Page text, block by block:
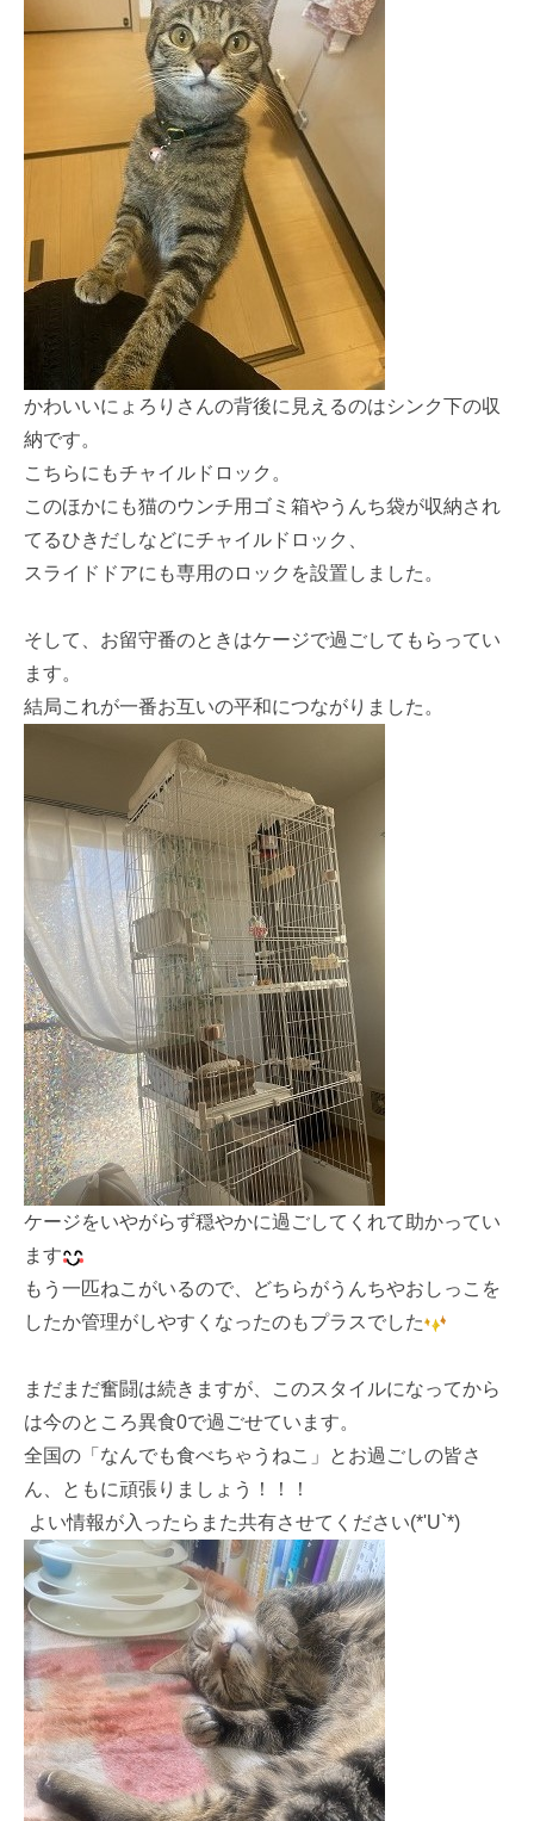
かわいいにょろりさんの背後に見えるのはシンク下の収
納です。
こちらにもチャイルドロック。
このほかにも猫のウンチ用ゴミ箱やうんち袋が収納され
てるひきだしなどにチャイルドロック、
スライドドアにも専用のロックを設置しました。
そして、お留守番のときはケージで過ごしてもらってい
ます。
結局これが一番お互いの平和につながりました。
ケージをいやがらず穏やかに過ごしてくれて助かってい
ます
もう一匹ねこがいるので、どちらがうんちやおしっこを
したか管理がしやすくなったのもプラスでした
まだまだ奮闘は続きますが、このスタイルになってから
は今のところ異食0で過ごせています。
全国の「なんでも食べちゃうねこ」とお過ごしの皆さ
ん、ともに頑張りましょう！！！
よい情報が入ったらまた共有させてください(*'U`*)